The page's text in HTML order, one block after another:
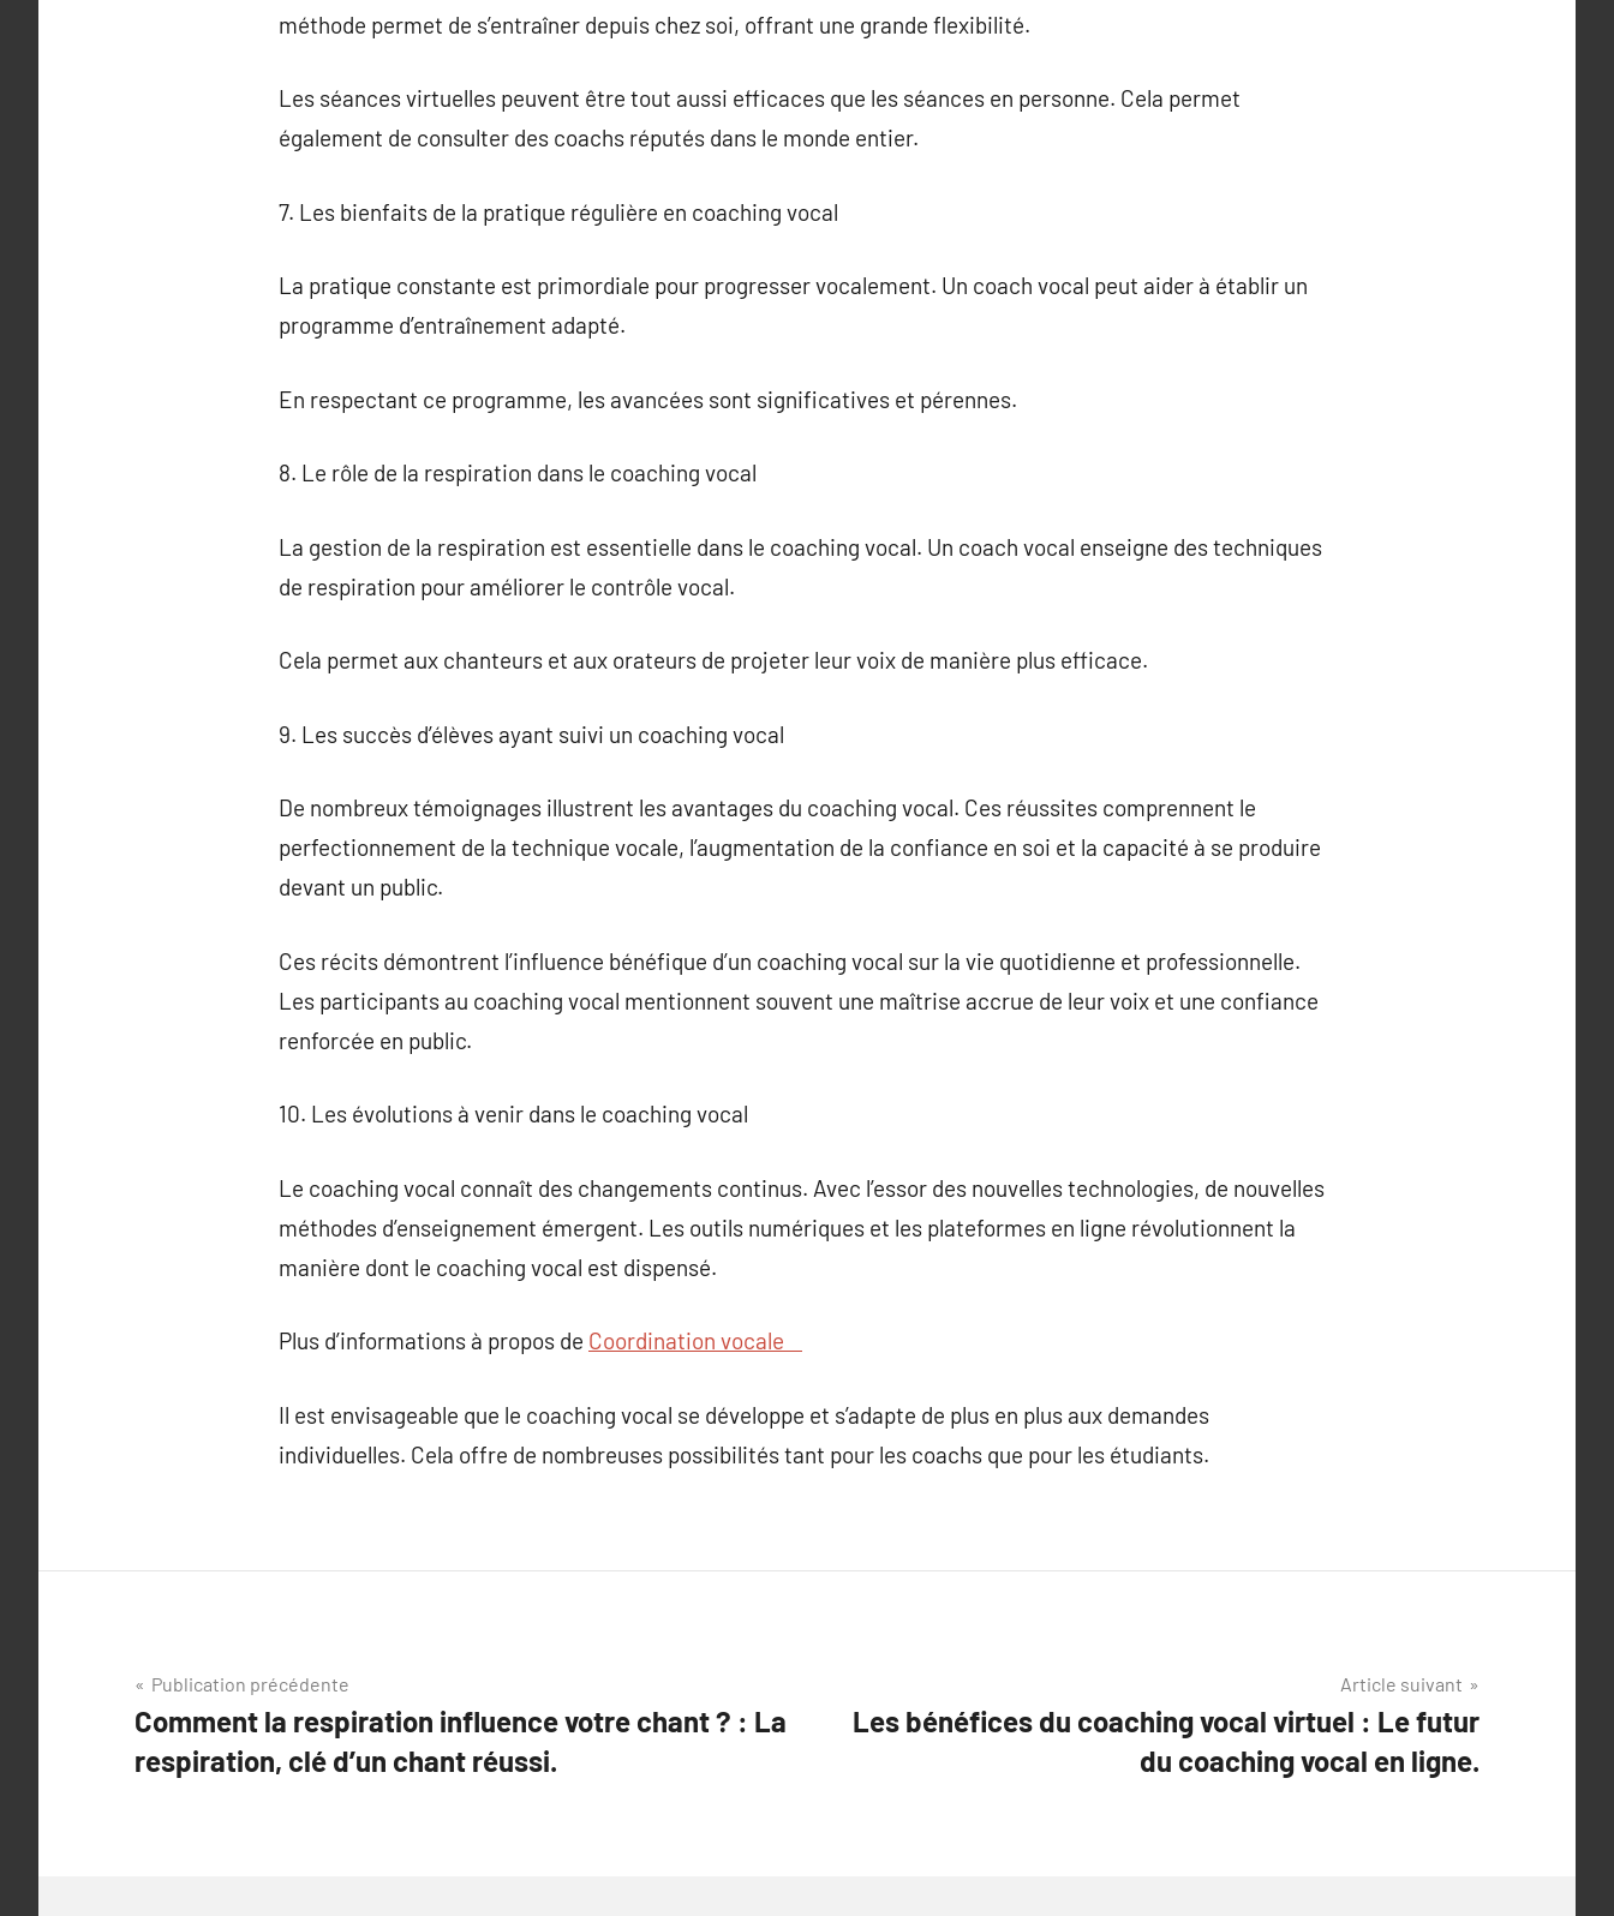
méthode permet de s’entraîner depuis chez soi, offrant une grande flexibilité.
Les séances virtuelles peuvent être tout aussi efficaces que les séances en personne. Cela permet
également de consulter des coachs réputés dans le monde entier.
7. Les bienfaits de la pratique régulière en coaching vocal
La pratique constante est primordiale pour progresser vocalement. Un coach vocal peut aider à établir un
programme d’entraînement adapté.
En respectant ce programme, les avancées sont significatives et pérennes.
8. Le rôle de la respiration dans le coaching vocal
La gestion de la respiration est essentielle dans le coaching vocal. Un coach vocal enseigne des techniques
de respiration pour améliorer le contrôle vocal.
Cela permet aux chanteurs et aux orateurs de projeter leur voix de manière plus efficace.
9. Les succès d’élèves ayant suivi un coaching vocal
De nombreux témoignages illustrent les avantages du coaching vocal. Ces réussites comprennent le
perfectionnement de la technique vocale, l’augmentation de la confiance en soi et la capacité à se produire
devant un public.
Ces récits démontrent l’influence bénéfique d’un coaching vocal sur la vie quotidienne et professionnelle.
Les participants au coaching vocal mentionnent souvent une maîtrise accrue de leur voix et une confiance
renforcée en public.
10. Les évolutions à venir dans le coaching vocal
Le coaching vocal connaît des changements continus. Avec l’essor des nouvelles technologies, de nouvelles
méthodes d’enseignement émergent. Les outils numériques et les plateformes en ligne révolutionnent la
manière dont le coaching vocal est dispensé.
Plus d’informations à propos de Coordination vocale
Il est envisageable que le coaching vocal se développe et s’adapte de plus en plus aux demandes
individuelles. Cela offre de nombreuses possibilités tant pour les coachs que pour les étudiants.
Navigation
de
l’article
Publication précédente
Comment la respiration influence votre chant ? : La
respiration, clé d’un chant réussi.
Article suivant
Les bénéfices du coaching vocal virtuel : Le futur
du coaching vocal en ligne.